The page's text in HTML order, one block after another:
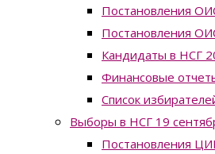
Постановления
Постановления
Кандидаты в НСГ
Финансовые
Список
Выборы в НСГ 19
Постановления